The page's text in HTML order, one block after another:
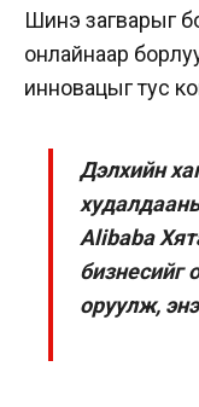
Шинэ загварыг
онлайнаар
инновацыг тус
Дэлхийн
Alibaba
бизнесийг
оруулж,